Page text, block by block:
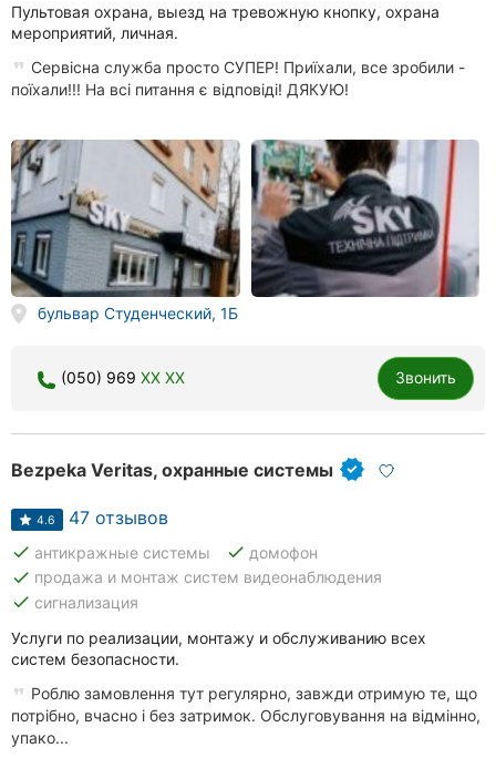
города:
Кропивницкий
Винница
Житомир
Хмельницкий
Одесса
Киев
Харьков
Днепр
Львов
Пультовая охрана, выезд на тревожную кнопку, охрана
мероприятий, личная.
Сервісна служба просто СУПЕР! Приїхали, все зробили -
поїхали!!! На всі питання є відповіді! ДЯКУЮ!
бульвар Студенческий, 1Б
(050) 969 XX XX Звонить
Bezpeka Veritas, охранные системы
4.6 47 отзывов
done антикражные системы done домофон
done продажа и монтаж систем видеонаблюдения
done сигнализация
Услуги по реализации, монтажу и обслуживанию всех
систем безопасности.
Роблю замовлення тут регулярно, завжди отримую те, що
потрібно, вчасно і без затримок. Обслуговування на відмінно,
упако...